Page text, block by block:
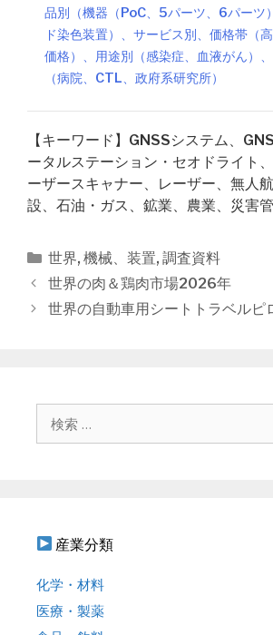
品別（機器（PoC、5パーツ、6パーツ
ド染色装置）、サービス別、価格帯（
価格）、用途別（感染症、血液がん）
（病院、CTL、政府系研究所）
【キーワード】GNSSシステム、
ータルステーション・セオドライト
ーザースキャナー、レーザー、無人
設、石油・ガス、鉱業、農業、災害
カ
テ
ゴ
世界, 機械、装置, 調査資料
投
稿
世界の肉＆鶏肉市場2026年
世界の自動車用シートトラベル
産業分類
化学・材料
医療・製薬